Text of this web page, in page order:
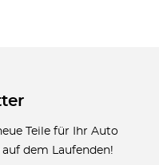
Teile für Ihr Auto
dem Laufenden!